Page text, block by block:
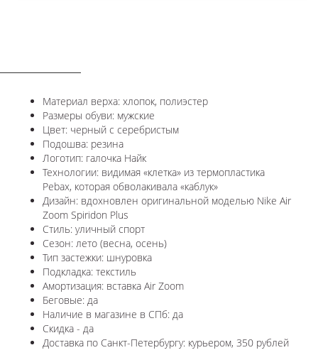
Материал верха: хлопок, полиэстер
Размеры обуви: мужские
Цвет: черный с серебристым
Подошва: резина
Логотип: галочка Найк
Технологии: видимая «клетка» из термопластика
Pebax, которая обволакивала «каблук»
Дизайн: вдохновлен оригинальной моделью Nike Air
Zoom Spiridon Plus
Стиль: уличный спорт
Сезон: лето (весна, осень)
Тип застежки: шнуровка
Подкладка: текстиль
Амортизация: вставка Air Zoom
Беговые: да
Наличие в магазине в СПб: да
Скидка - да
Доставка по Санкт-Петербургу: курьером, 350 рублей